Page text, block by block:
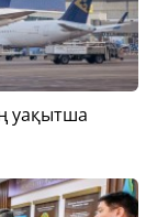
уақытша